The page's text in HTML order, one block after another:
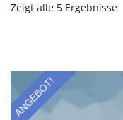
Zeigt alle 5 Ergebnisse
ANGEBOT!